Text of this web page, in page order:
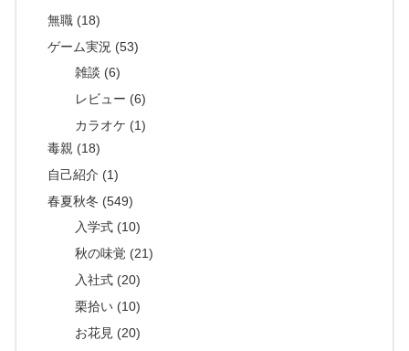
無職 (18)
ゲーム実況 (53)
雑談 (6)
レビュー (6)
カラオケ (1)
毒親 (18)
自己紹介 (1)
春夏秋冬 (549)
入学式 (10)
秋の味覚 (21)
入社式 (20)
栗拾い (10)
お花見 (20)